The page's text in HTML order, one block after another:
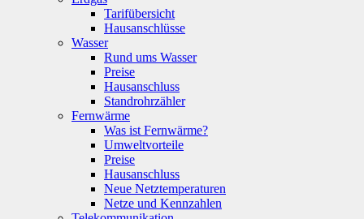
Tarifübersicht
Hausanschlüsse
Wasser
Rund ums Wasser
Preise
Hausanschluss
Standrohrzähler
Fernwärme
Was ist Fernwärme?
Umweltvorteile
Preise
Hausanschluss
Neue Netztemperaturen
Netze und Kennzahlen